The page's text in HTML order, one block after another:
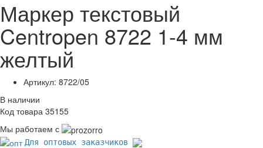
Маркер текстовый
Centropen 8722 1-4 мм
желтый
Артикул: 8722/05
В наличии
Код товара 35155
Мы работаем с
Для оптовых заказчиков